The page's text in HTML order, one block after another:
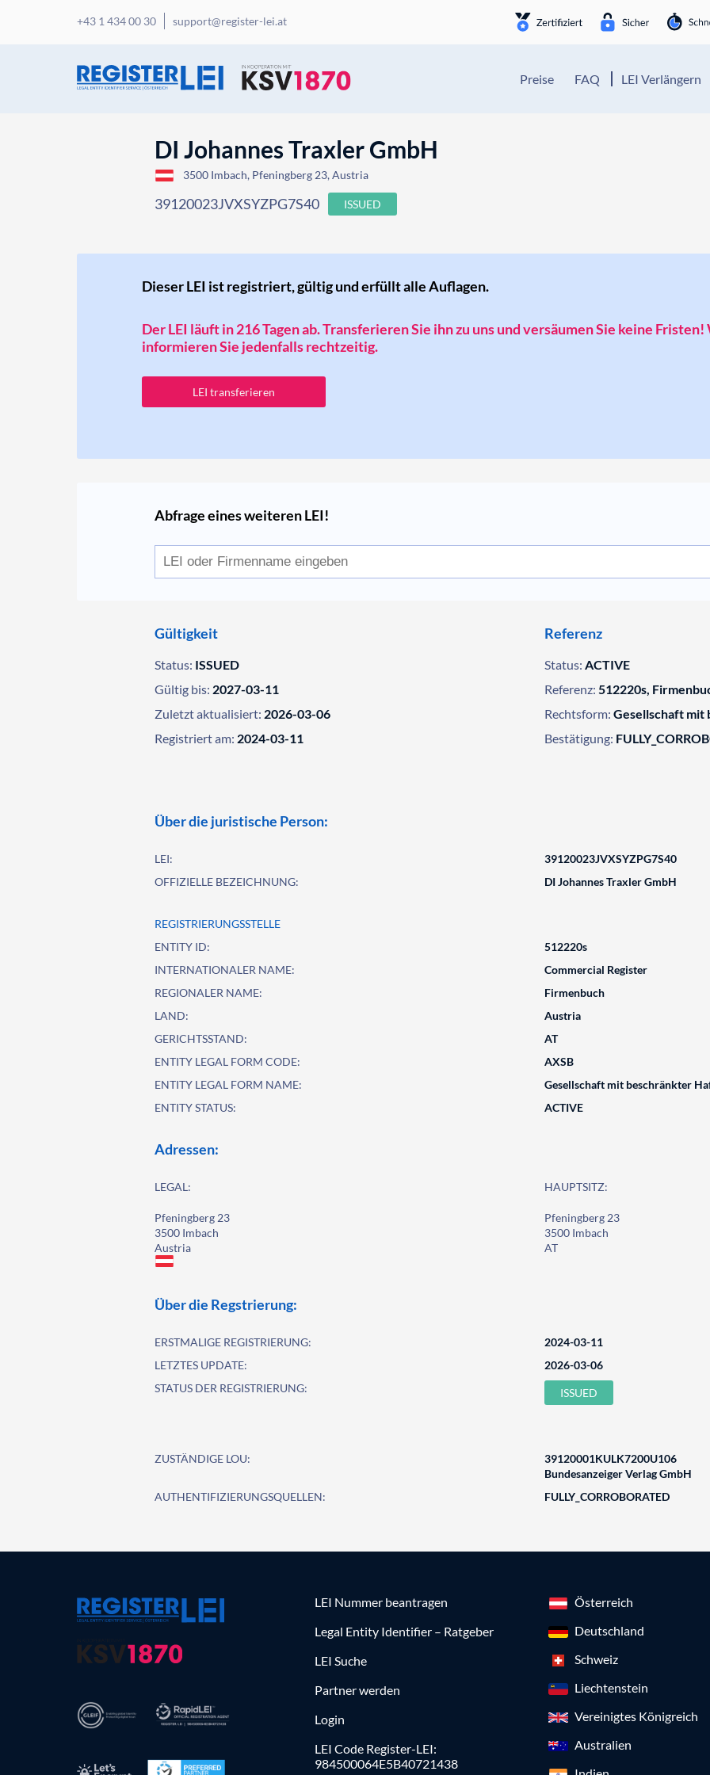
+43 1 434 00 30 support@register-lei.at
Preise FAQ LEI Verlängern
DI Johannes Traxler GmbH
3500 Imbach, Pfeningberg 23, Austria
39120023JVXSYZPG7S40 ISSUED
Dieser LEI ist registriert, gültig und erfüllt alle Auflagen.
Der LEI läuft in 216 Tagen ab. Transferieren Sie ihn zu uns und versäumen Sie keine
informieren Sie jedenfalls rechtzeitig.
LEI transferieren
Abfrage eines weiteren LEI!
Gültigkeit
Status: ISSUED
Gültig bis: 2027-03-11
Zuletzt aktualisiert: 2026-03-06
Registriert am: 2024-03-11
Referenz
Status: ACTIVE
Referenz: 512220s,
Rechtsform: Gesellschaft mit
Bestätigung:
Über die juristische Person:
LEI:
39120023JVXSYZPG7S40
OFFIZIELLE BEZEICHNUNG:
DI Johannes Traxler GmbH
REGISTRIERUNGSSTELLE
ENTITY ID:
512220s
INTERNATIONALER NAME:
Commercial Register
REGIONALER NAME:
Firmenbuch
LAND:
Austria
GERICHTSSTAND:
AT
ENTITY LEGAL FORM CODE:
AXSB
ENTITY LEGAL FORM NAME:
Gesellschaft mit beschränkter
ENTITY STATUS:
ACTIVE
Adressen:
LEGAL:
Pfeningberg 23
3500 Imbach
Austria
HAUPTSITZ:
Pfeningberg 23
3500 Imbach
AT
Über die Regstrierung:
ERSTMALIGE REGISTRIERUNG:
2024-03-11
LETZTES UPDATE:
2026-03-06
STATUS DER REGISTRIERUNG:
ISSUED
ZUSTÄNDIGE LOU:
39120001KULK7200U106
Bundesanzeiger Verlag GmbH
AUTHENTIFIZIERUNGSQUELLEN:
FULLY_CORROBORATED
LEI Nummer beantragen
Legal Entity Identifier – Ratgeber
LEI Suche
Partner werden
Login
LEI Code Register-LEI:
984500064E5B40721438
Österreich
Deutschland
Schweiz
Liechtenstein
Vereinigtes Königreich
Australien